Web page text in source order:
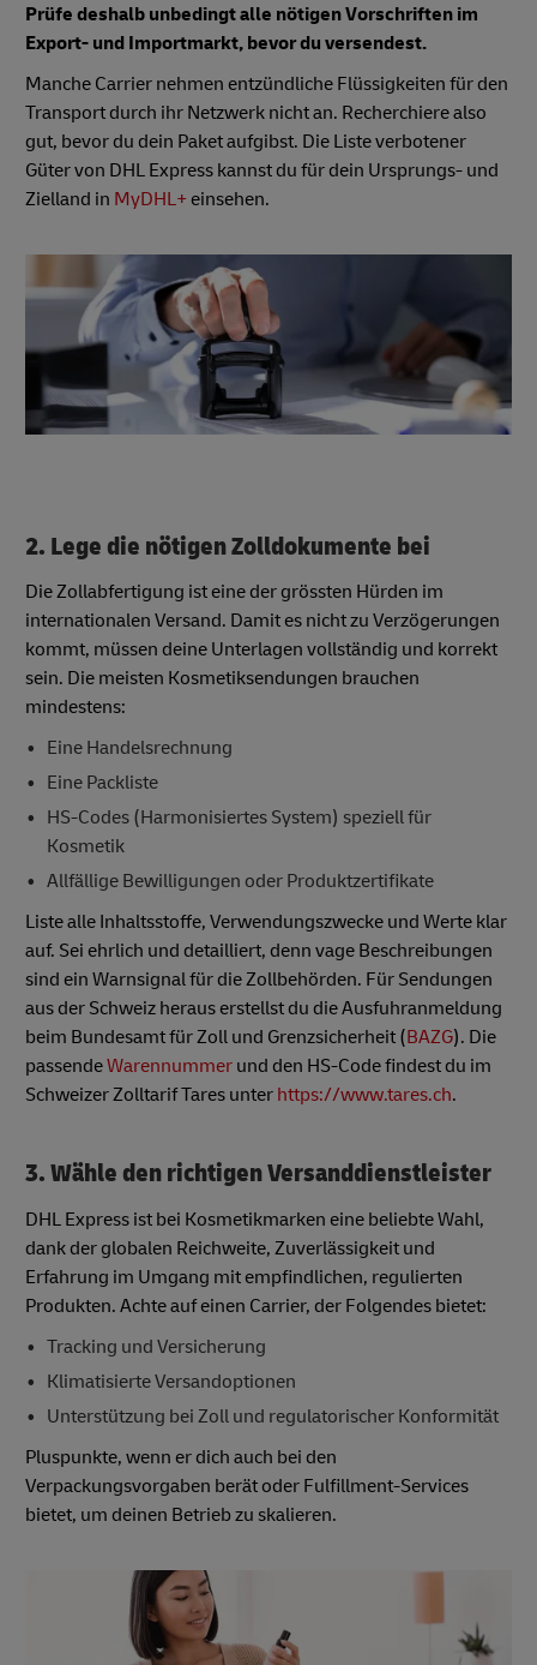
Prüfe deshalb unbedingt alle nötigen Vorschriften im
Export- und Importmarkt, bevor du versendest.
Manche Carrier nehmen entzündliche Flüssigkeiten für den
Transport durch ihr Netzwerk nicht an. Recherchiere also
gut, bevor du dein Paket aufgibst. Die Liste verbotener
Güter von DHL Express kannst du für dein Ursprungs- und
Zielland in MyDHL+ einsehen.
2. Lege die nötigen Zolldokumente bei
Die Zollabfertigung ist eine der grössten Hürden im
internationalen Versand. Damit es nicht zu Verzögerungen
kommt, müssen deine Unterlagen vollständig und korrekt
sein. Die meisten Kosmetiksendungen brauchen
mindestens:
Eine Handelsrechnung
Eine Packliste
HS-Codes (Harmonisiertes System) speziell für
Kosmetik
Allfällige Bewilligungen oder Produktzertifikate
Liste alle Inhaltsstoffe, Verwendungszwecke und Werte klar
auf. Sei ehrlich und detailliert, denn vage Beschreibungen
sind ein Warnsignal für die Zollbehörden. Für Sendungen
aus der Schweiz heraus erstellst du die Ausfuhranmeldung
beim Bundesamt für Zoll und Grenzsicherheit (BAZG). Die
passendeWarennummer und den HS-Code findest du im
Schweizer Zolltarif Tares unter https://www.tares.ch.
3. Wähle den richtigen Versanddienstleister
DHL Express ist bei Kosmetikmarken eine beliebte Wahl,
dank der globalen Reichweite, Zuverlässigkeit und
Erfahrung im Umgang mit empfindlichen, regulierten
Produkten. Achte auf einen Carrier, der Folgendes bietet:
Tracking und Versicherung
Klimatisierte Versandoptionen
Unterstützung bei Zoll und regulatorischer Konformität
Pluspunkte, wenn er dich auch bei den
Verpackungsvorgaben berät oder Fulfillment-Services
bietet, um deinen Betrieb zu skalieren.